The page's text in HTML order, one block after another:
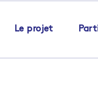
Le projet